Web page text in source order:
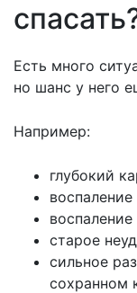
Есть много
но шанс у него
Например:
глубокий
воспаление
старое
сильное
сохранном